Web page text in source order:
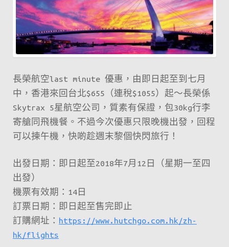
長榮航空last minute 優惠，由即日起至到七月
中，香港來回台北$655（連稅$1055）起～長榮係
Skytrax 5星航空公司，質素有保證，包30kg行李
寄艙同飛機餐。不過今次優惠只限晚機出發，回程
可以揀午機，快啲趁週末黎個快閃旅行！
出發日期：即日起至2018年7月12日（星期一至四
出發）
機票有效期：14日
訂票日期：即日起至售完即止
訂購網址： https://www.hutchgo.com.hk/zh-
hk/flights